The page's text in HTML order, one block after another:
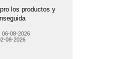
los productos y
06-08-2026
08-2026